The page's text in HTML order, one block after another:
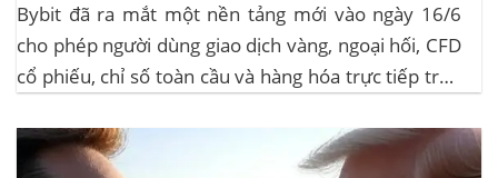
Bybit đã ra mắt một nền tảng mới vào ngày 16/6
cho phép người dùng giao dịch vàng, ngoại hối, CFD
cổ phiếu, chỉ số toàn cầu và hàng hóa trực tiếp trên
giao dịch tiền mã hóa...